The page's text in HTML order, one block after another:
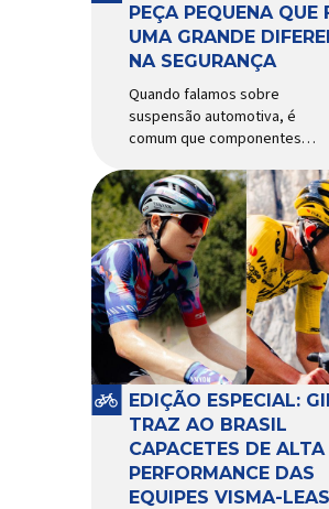
PEÇA PEQUENA QUE
UMA GRANDE
NA SEGURANÇA
Quando falamos sobre
suspensão automotiva, é
comum que componentes
recebam mais atenção.
existe uma peça
pequena que desempenha um
papel fundamental na
segurança e no
comportamento do veículo: o
pivô de suspensão.
Responsável por conectar
diferentes componentes do
sistema e permitir os
movimentos necessários
durante a condução, o pivô […]
EDIÇÃO ESPECIAL:
TRAZ AO BRASIL
CAPACETES DE ALTA
PERFORMANCE DAS
EQUIPES VISMA-